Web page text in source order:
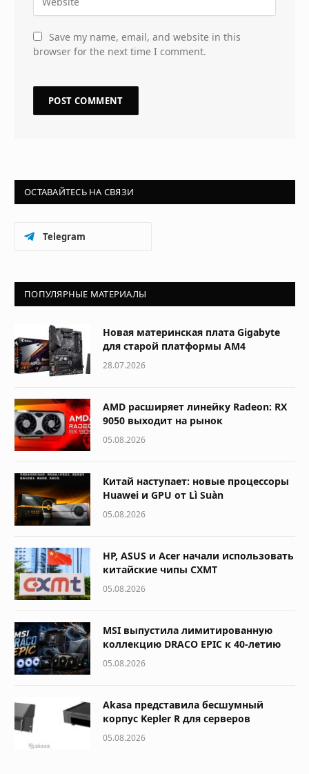
Save my name, email, and website in this
browser for the next time I comment.
ОСТАВАЙТЕСЬ НА СВЯЗИ
Telegram
ПОПУЛЯРНЫЕ МАТЕРИАЛЫ
Новая материнская плата Gigabyte
для старой платформы AM4
28.07.2026
AMD расширяет линейку Radeon: RX
9050 выходит на рынок
05.08.2026
Китай наступает: новые процессоры
Huawei и GPU от Lì Suàn
05.08.2026
HP, ASUS и Acer начали использовать
китайские чипы CXMT
05.08.2026
MSI выпустила лимитированную
коллекцию DRACO EPIC к 40-летию
05.08.2026
Akasa представила бесшумный
корпус Kepler R для серверов
05.08.2026